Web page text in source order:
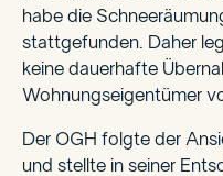
habe die
stattgefunden. Daher
keine dauerhafte
Wohnungseigentümer
Der OGH folgte der
und stellte in seiner